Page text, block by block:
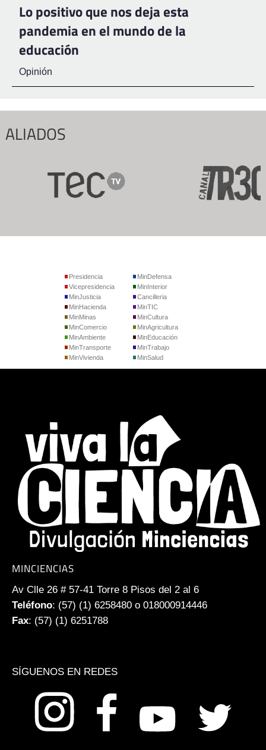
Lo positivo que nos deja esta
pandemia en el mundo de la
educación
Opinión
ALIADOS
Presidencia
Vicepresidencia
MinJusticia
MinDefensa
MinInterior
Cancilleria
MinHacienda
MinMinas
MinComercio
MinTIC
MinCultura
MinAgricultura
MinAmbiente
MinTransporte
MinVivienda
MinEducación
MinTrabajo
MinSalud
MINCIENCIAS
Av Clle 26 # 57-41 Torre 8 Pisos del 2 al 6
Teléfono: (57) (1) 6258480 o 018000914446
Fax: (57) (1) 6251788
SÍGUENOS EN REDES